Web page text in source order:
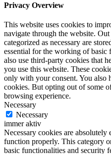
Privacy Overview
This website uses cookies to
navigate through the website.
categorized as necessary are
essential for the working of basic
also use third-party cookies that
you use this website. These
only with your consent. You also
cookies. But opting out of some
browsing experience.
Necessary
Necessary
immer aktiv
Necessary cookies are absolutely
function properly. This category
basic functionalities and security